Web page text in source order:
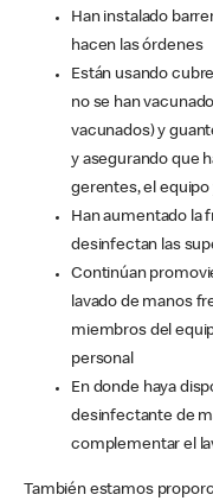
Han instalado
hacen las órdenes
Están usando
no se han
vacunados) y
y asegurando que
gerentes, el
Han aumentado la
desinfectan las
Continúan
lavado de manos
miembros del
personal
En donde haya
desinfectante de
complementar el
También estamos